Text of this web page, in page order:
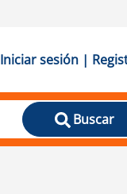
Iniciar sesión |
Buscar